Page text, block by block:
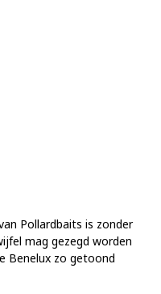
Pollardbaits is zonder
mag gezegd worden
Benelux zo getoond